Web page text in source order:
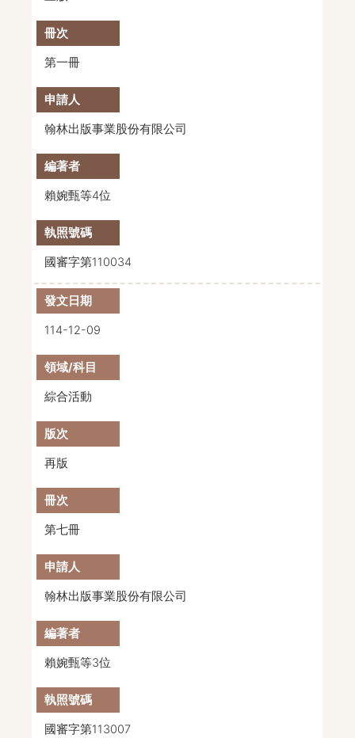
第一冊
翰林出版事業股份有限公司
賴婉甄等4位
國審字第110034
114-12-09
綜合活動
再版
第七冊
翰林出版事業股份有限公司
賴婉甄等3位
國審字第113007